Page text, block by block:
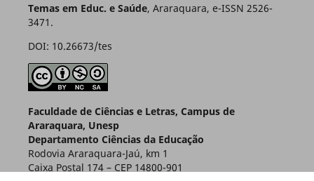
Temas em Educ. e Saúde, Araraquara, e-ISSN 2526-
3471.
DOI: 10.26673/tes
Faculdade de Ciências e Letras, Campus de
Araraquara, Unesp
Departamento Ciências da Educação
Rodovia Araraquara-Jaú, km 1
Caixa Postal 174 – CEP 14800-901